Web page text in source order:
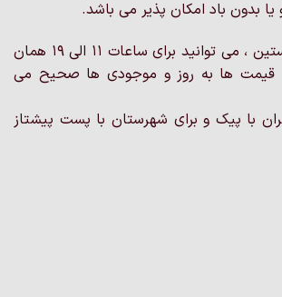
یا بدون باد امکان پذیر می باشد.
اگر داخل تهران هستین ، می توانید برای ساعات 11 الی 19 همان
قیمت ها به روز و موجودی ها صحیح می
با پیک و برای شهرستان با پست پیشتاز